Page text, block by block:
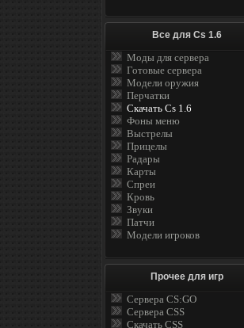
Все для Cs 1.6
Моды для сервера
Готовые сервера
Модели оружия
Перчатки
Скачать Cs 1.6
Фоны меню
Выстрелы
Прицелы
Радары
Карты
Спреи
Кровь
Звуки
Патчи
Модели игроков
Прочее для игр
Сервера CS:GO
Сервера CSS
Скачать CSS